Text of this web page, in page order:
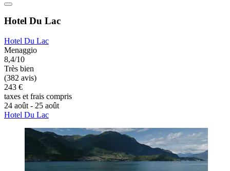
Hotel Du Lac
Hotel Du Lac
Menaggio
8,4/10
Très bien
(382 avis)
243 €
taxes et frais compris
24 août - 25 août
Hotel Du Lac